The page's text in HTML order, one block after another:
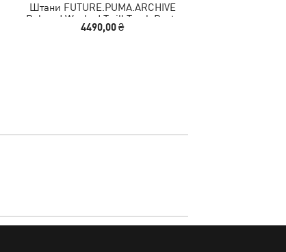
Штани FUTURE.PUMA.ARCHIVE
Relaxed Washed Twill Track Pants
Unisex
4490,00 ₴